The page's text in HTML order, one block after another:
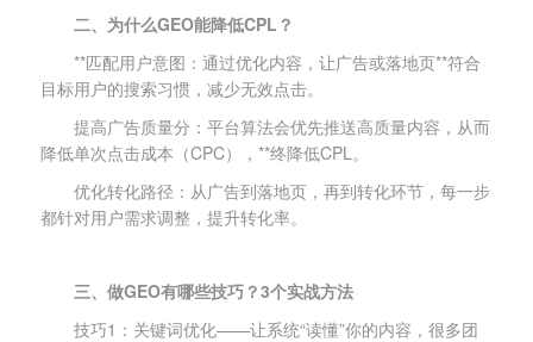
二、为什么GEO能降低CPL？
**匹配用户意图：通过优化内容，让广告或落地页**符合
目标用户的搜索习惯，减少无效点击。
提高广告质量分：平台算法会优先推送高质量内容，从而
降低单次点击成本（CPC），**终降低CPL。
优化转化路径：从广告到落地页，再到转化环节，每一步
都针对用户需求调整，提升转化率。
三、做GEO有哪些技巧？3个实战方法
技巧1：关键词优化——让系统“读懂”你的内容，很多团